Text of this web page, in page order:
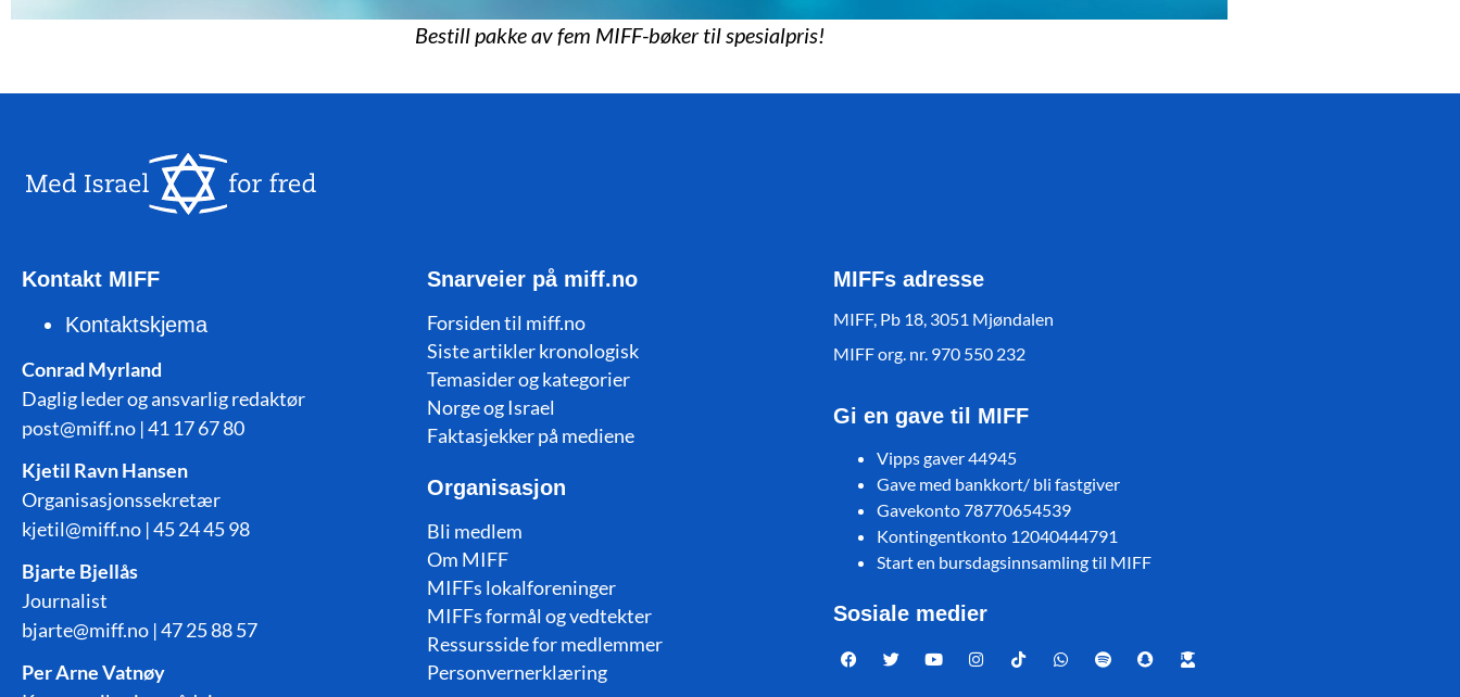
Bestill pakke av fem MIFF-bøker til spesialpris!
Kontakt MIFF
Kontaktskjema
Conrad Myrland
Daglig leder og ansvarlig redaktør
post@miff.no | 41 17 67 80
Kjetil Ravn Hansen
Organisasjonssekretær
kjetil@miff.no | 45 24 45 98
Bjarte Bjellås
Journalist
bjarte@miff.no | 47 25 88 57
Per Arne Vatnøy
Snarveier på miff.no
Forsiden til miff.no
Siste artikler kronologisk
Temasider og kategorier
Norge og Israel
Faktasjekker på mediene
Organisasjon
Bli medlem
Om MIFF
MIFFs lokalforeninger
MIFFs formål og vedtekter
Ressursside for medlemmer
Personvernerklæring
MIFFs adresse
MIFF, Pb 18, 3051 Mjøndalen
MIFF org. nr. 970 550 232
Gi en gave til MIFF
Vipps gaver 44945
Gave med bankkort/ bli fastgiver
Gavekonto 78770654539
Kontingentkonto 12040444791
Start en bursdagsinnsamling til MIFF
Sosiale medier